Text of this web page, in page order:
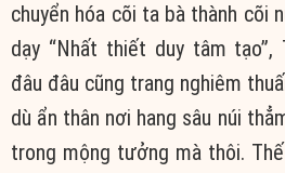
chuyển hóa cõi ta bà thành cõi
dạy “Nhất thiết duy tâm
đâu đâu cũng trang nghiêm
dù ẩn thân nơi hang sâu núi
trong mộng tưởng mà thôi.